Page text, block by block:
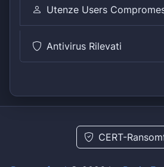
Utenze Users
Antivirus Rilevati
CERT-